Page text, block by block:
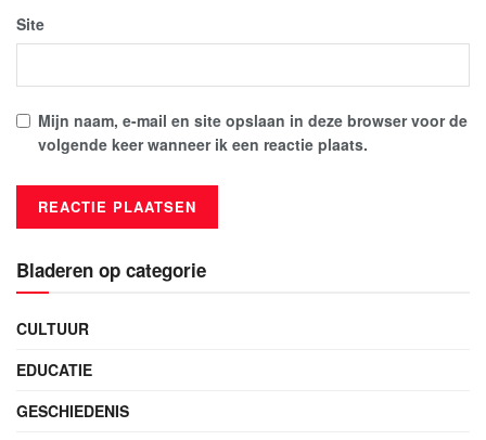
Site
Mijn naam, e-mail en site opslaan in deze browser voor de
volgende keer wanneer ik een reactie plaats.
Bladeren op categorie
CULTUUR
EDUCATIE
GESCHIEDENIS